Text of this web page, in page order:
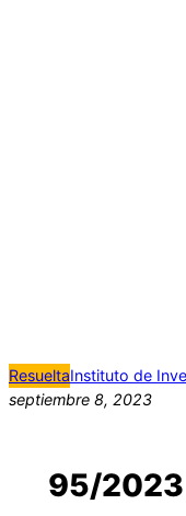
ResueltaInstituto de
septiembre 8, 2023
95/2023